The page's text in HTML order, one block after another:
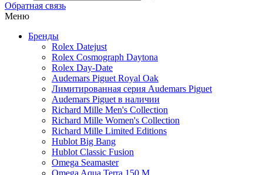
Обратная связь
Меню
Бренды
Rolex Datejust
Rolex Cosmograph Daytona
Rolex Day-Date
Audemars Piguet Royal Oak
Лимитированная серия Audemars Piguet
Audemars Piguet в наличии
Richard Mille Men's Collection
Richard Mille Women's Collection
Richard Mille Limited Editions
Hublot Big Bang
Hublot Classic Fusion
Omega Seamaster